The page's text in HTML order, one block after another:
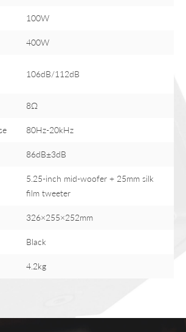
100W
400W
106dB/112dB
8Ω
80Hz-20kHz
86dB±3dB
5.25-inch mid-woofer + 25mm silk
film tweeter
326×255×252mm
Black
4.2kg